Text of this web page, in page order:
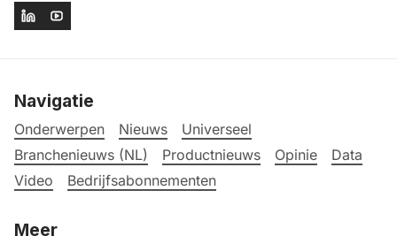
Navigatie
Onderwerpen Nieuws
Universeel
Branchenieuws (NL)
Productnieuws Opinie
Data
Video
Bedrijfsabonnementen
Meer